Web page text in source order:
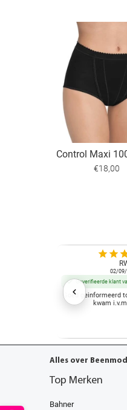
Control Maxi
€18,00
02/
Geverifieerde klant
Goed geinformeerd
kwam
Alles over
Top Merken
Bahner